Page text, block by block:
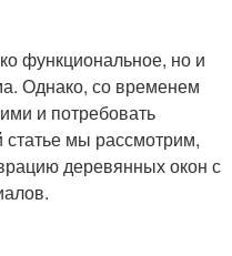
функциональное, но и
Однако, со временем
и потребовать
статье мы рассмотрим,
деревянных окон с